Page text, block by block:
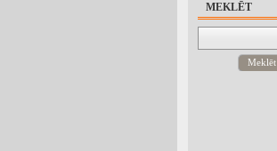
MEKLĒT
Meklēt